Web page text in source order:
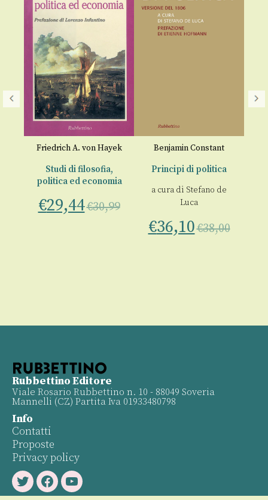
Friedrich A. von Hayek
Studi di filosofia,
politica ed economia
€29,44€30,99
Benjamin Constant
Principi di politica
a cura di Stefano de
Luca
€36,10€38,00
Rubbettino Editore
Viale Rosario Rubbettino n. 10 - 88049 Soveria
Mannelli (CZ) Partita Iva 01933480798
Info
Contatti
Proposte
Privacy policy
TwitterFacebookYoutube